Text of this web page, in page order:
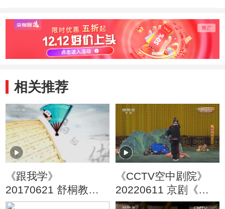
相关推荐
《跟我学》
20170621 舒桐教京
剧《李逵下山》
《CCTV空中剧院》
20220611 京剧《李
逵探母》